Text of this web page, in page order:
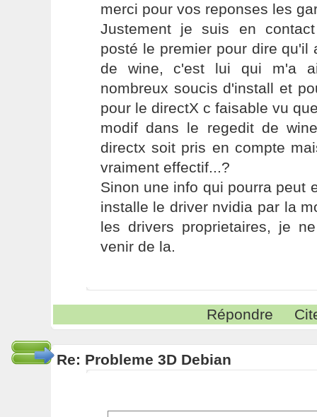
merci pour vos reponses les
Justement je suis en
posté le premier pour dire qu'il
de wine, c'est lui qui m'a
nombreux soucis d'install et
pour le directX c faisable vu
modif dans le regedit de
directx soit pris en compte
vraiment effectif...?
Sinon une info qui pourra peut
installe le driver nvidia par la
les drivers proprietaires, je
venir de la.
Répondre
Re: Probleme 3D Debian